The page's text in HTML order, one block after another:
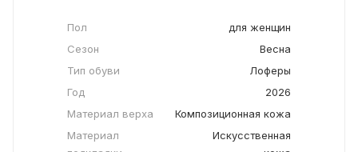
Пол
для женщин
Сезон
Весна
Тип обуви
Лоферы
Год
2026
Материал верха
Композиционная кожа
Материал
Искусственная